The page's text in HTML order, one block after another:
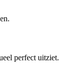
perfect uitziet.